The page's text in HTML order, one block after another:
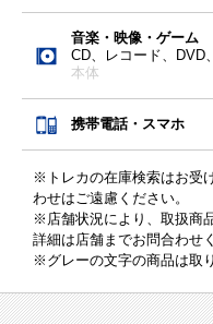
音楽・映像・ゲーム
CD、レコード、DVD
本体
携帯電話・スマホ
※トレカの在庫検索はお受
わせはご遠慮ください。
※店舗状況により、取扱商
詳細は店舗までお問合わせ
※グレーの文字の商品は取